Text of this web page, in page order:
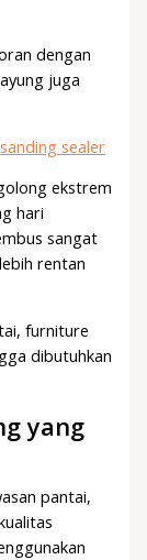
dengan
juga
ekstrem
hari
sangat
rentan
furniture
dibutuhkan
yang
pantai,